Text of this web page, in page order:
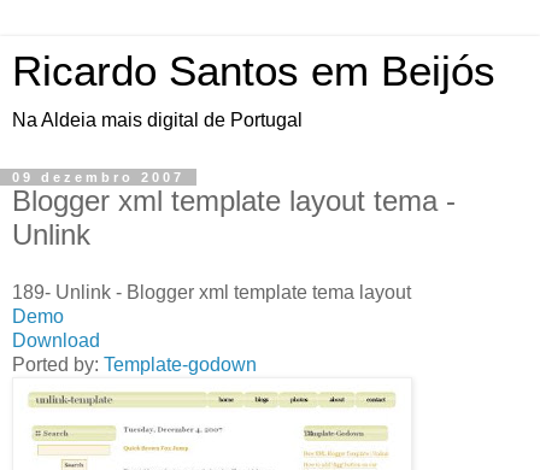
Ricardo Santos em Beijós
Na Aldeia mais digital de Portugal
09 dezembro 2007
Blogger xml template layout tema -
Unlink
189- Unlink - Blogger xml template tema layout
Demo
Download
Ported by: Template-godown